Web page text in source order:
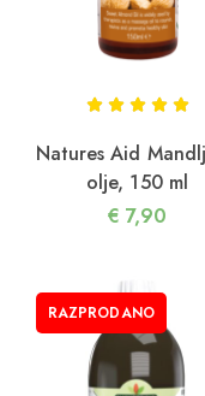
Natures Aid
olje, 150 ml
€ 7,90
RAZPRODANO